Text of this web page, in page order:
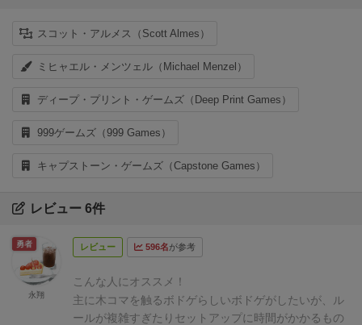
スコット・アルメス（Scott Almes）
ミヒャエル・メンツェル（Michael Menzel）
ディープ・プリント・ゲームズ（Deep Print Games）
999ゲームズ（999 Games）
キャプストーン・ゲームズ（Capstone Games）
レビュー 6件
レビュー 596名が参考
こんな人にオススメ！
主に木コマを触るボドゲらしいボドゲがしたいが、ル
ールが複雑すぎたりセットアップに時間がかかるもの
勇者
永翔